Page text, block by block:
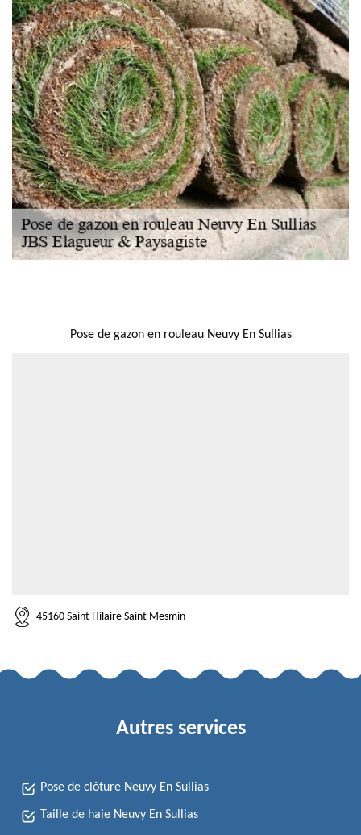
Pose de gazon en rouleau Neuvy En Sullias
45160 Saint Hilaire Saint Mesmin
Autres services
Pose de clôture Neuvy En Sullias
Taille de haie Neuvy En Sullias